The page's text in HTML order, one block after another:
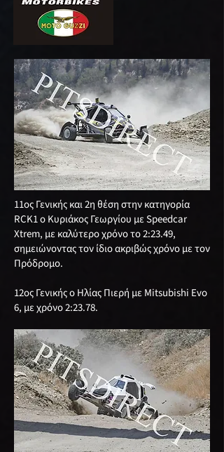
11ος Γενικής και 2η θέση στην κατηγορία
RCK1 ο Κυριάκος Γεωργίου με Speedcar
Xtrem, με καλύτερο χρόνο το 2:23.49,
σημειώνοντας τον ίδιο ακριβώς χρόνο με τον
Πρόδρομο.
12ος Γενικής ο Ηλίας Πιερή με Mitsubishi Evo
6, με χρόνο 2:23.78.